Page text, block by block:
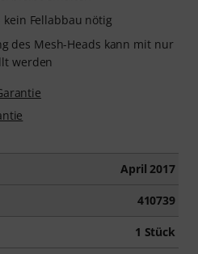
Fellabbau nötig
des Mesh-Heads kann mit nur
werden
April 2017
410739
1 Stück